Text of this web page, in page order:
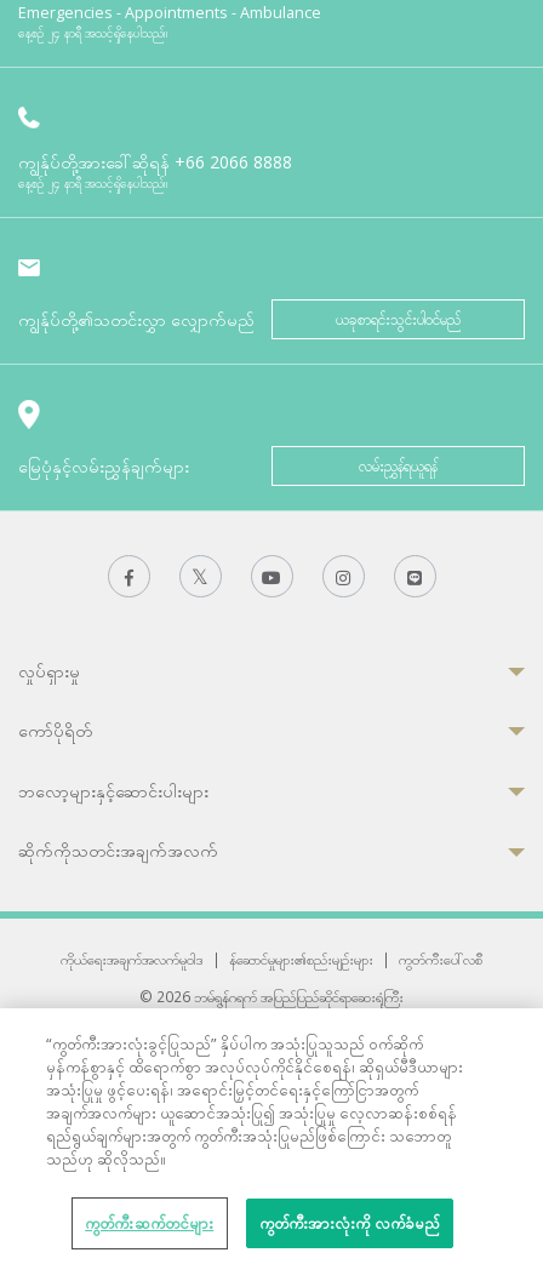
Emergencies - Appointments - Ambulance
နေ့စဉ် ၂၄ နာရီ အသင့်ရှိနေပါသည်။
ကျွန်ုပ်တို့အားခေါ်ဆိုရန် +66 2066 8888
နေ့စဉ် ၂၄ နာရီ အသင့်ရှိနေပါသည်။
ကျွန်ုပ်တို့၏သတင်းလွှာ လျှောက်မည် ယခုစာရင်းသွင်းပါဝင်မည်
မြေပုံနှင့်လမ်းညွှန်ချက်များ လမ်းညွှန်ရယူရန်
လှုပ်ရှားမှု
ကော်ပိုရိတ်
ဘလော့များနှင့်ဆောင်းပါးများ
ဆိုက်ကိုသတင်းအချက်အလက်
ကိုယ်ရေးအချက်အလက်မူဝါဒ | န်ဆောင်မှုများ၏စည်းမျဉ်းများ |
ကွတ်ကီးပေါ်လစီ
© 2026 ဘမ်ရွန်ဂရက် အပြည်ပြည်ဆိုင်ရာဆေးရုံကြီး
33 Sukhumvit 3, Wattana, Bangkok 10110 Thailand.
All rights reserved.
“ကွတ်ကီးအားလုံးခွင့်ပြုသည်” နှိပ်ပါက အသုံးပြုသူသည် ဝက်ဆိုက်
မှန်ကန်စွာနှင့် ထိရောက်စွာ အလုပ်လုပ်ကိုင်နိုင်စေရန်၊ ဆိုရှယ်မီဒီယာများ
အသုံးပြုမှု ဖွင့်ပေးရန်၊ အရောင်းမြှင့်တင်ရေးနှင့်ကြော်ငြာအတွက်
အချက်အလက်များ ယူဆောင်အသုံးပြု၍ အသုံးပြုမှု လေ့လာဆန်းစစ်ရန်
ရည်ရွယ်ချက်များအတွက် ကွတ်ကီးအသုံးပြုမည်ဖြစ်ကြောင်း သဘောတူ
သည်ဟု ဆိုလိုသည်။
ကွတ်ကီးဆက်တင်များ ကွတ်ကီးအားလုံးကို လက်ခံမည်